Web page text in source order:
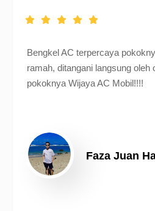
Bengkel AC terpercaya
ramah, ditangani langsung oleh
pokoknya Wijaya AC Mobil!!!!
Faza Juan